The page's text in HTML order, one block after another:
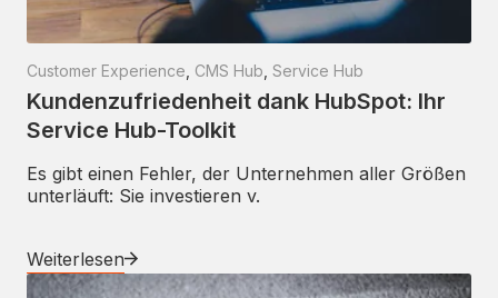
Customer Experience CMS Hub Service Hub
Kundenzufriedenheit dank HubSpot: Ihr
Service Hub-Toolkit
Es gibt einen Fehler, der Unternehmen aller Größen
unterläuft: Sie investieren v.
Weiterlesen